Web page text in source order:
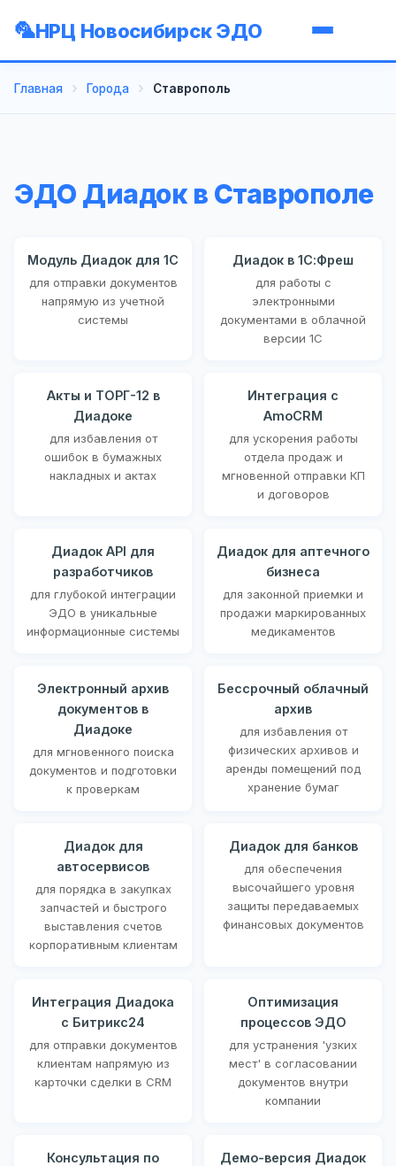
НРЦ Новосибирск ЭДО
Главная Города Ставрополь
ЭДО Диадок в Ставрополе
Модуль Диадок для 1С
для отправки документов
напрямую из учетной
системы
Диадок в 1С:Фреш
для работы с
электронными
документами в облачной
версии 1С
Акты и ТОРГ-12 в
Диадоке
для избавления от
ошибок в бумажных
накладных и актах
Интеграция с
AmoCRM
для ускорения работы
отдела продаж и
мгновенной отправки КП
и договоров
Диадок API для
разработчиков
для глубокой интеграции
ЭДО в уникальные
информационные системы
Диадок для аптечного
бизнеса
для законной приемки и
продажи маркированных
медикаментов
Электронный архив
документов в
Диадоке
для мгновенного поиска
документов и подготовки
к проверкам
Бессрочный облачный
архив
для избавления от
физических архивов и
аренды помещений под
хранение бумаг
Диадок для
автосервисов
для порядка в закупках
запчастей и быстрого
выставления счетов
корпоративным клиентам
Диадок для банков
для обеспечения
высочайшего уровня
защиты передаваемых
финансовых документов
Интеграция Диадока
с Битрикс24
для отправки документов
клиентам напрямую из
карточки сделки в CRM
Оптимизация
процессов ЭДО
для устранения 'узких
мест' в согласовании
документов внутри
компании
Консультация по
Демо-версия Диадок